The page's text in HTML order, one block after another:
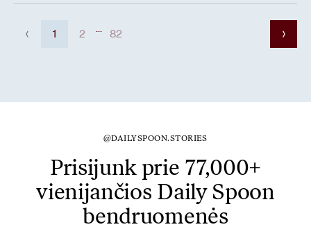
1 2 ... 82
@DAILYSPOON.STORIES
Prisijunk prie 77,000+
vienijančios Daily Spoon
bendruomenės